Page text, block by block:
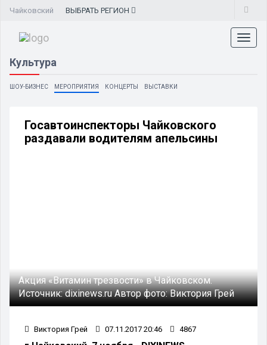
Чайковский ВЫБРАТЬ РЕГИОН
Культура
ШОУ-БИЗНЕС МЕРОПРИЯТИЯ КОНЦЕРТЫ ВЫСТАВКИ
Госавтоинспекторы Чайковского
раздавали водителям апельсины
Акция «Витамин трезвости» в Чайковском.
Источник:dixinews.ruАвтор фото:Виктория Грей
Виктория Грей 07.11.2017 20:46 4867